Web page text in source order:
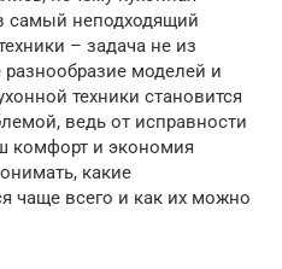
самый неподходящий
– задача не из
разнообразие моделей и
техники становится
ведь от исправности
комфорт и экономия
какие
чаще всего и как их можно